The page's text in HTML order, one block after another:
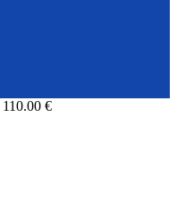
110.00 €